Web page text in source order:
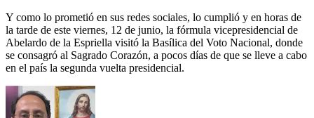
Y como lo prometió en sus redes sociales, lo cumplió y en horas de
la tarde de este viernes, 12 de junio, la fórmula vicepresidencial de
Abelardo de la Espriella visitó la Basílica del Voto Nacional, donde
se consagró al Sagrado Corazón, a pocos días de que se lleve a cabo
en el país la segunda vuelta presidencial.